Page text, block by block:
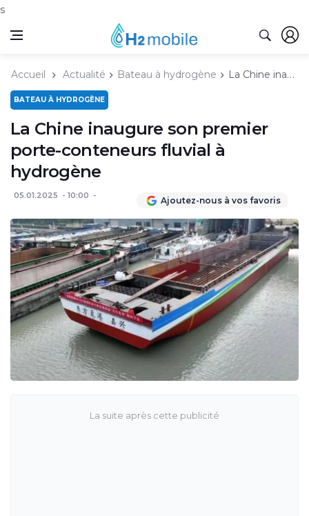
s
Accueil Actualité Bateau à hydrogène La Chine inaugure son premier porte-conteneurs fluvial à hydrogène
BATEAU À HYDROGÈNE
La Chine inaugure son premier
porte-conteneurs fluvial à
hydrogène
05.01.2025 10:00 Ajoutez-nous à vos favoris